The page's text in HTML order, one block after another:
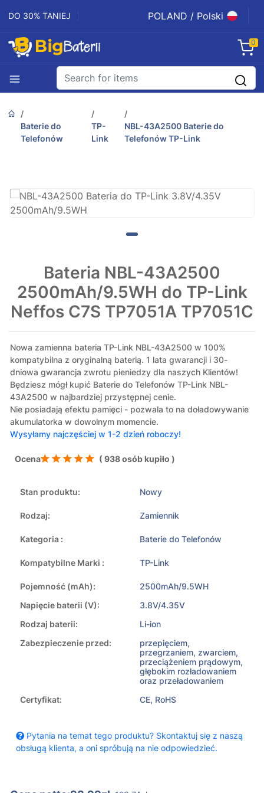
DO 30% TANIEJ POLAND / Polski
0
Baterie do
Telefonów
TP-
Link
NBL-43A2500 Baterie do
Telefonów TP-Link
Bateria NBL-43A2500
2500mAh/9.5WH do TP-Link
Neffos C7S TP7051A TP7051C
Nowa zamienna bateria TP-Link NBL-43A2500 w 100%
kompatybilna z oryginalną baterią. 1 lata gwarancji i 30-
dniowa gwarancja zwrotu pieniedzy dla naszych Klientów!
Będziesz mógł kupić Baterie do Telefonów TP-Link NBL-
43A2500 w najbardziej przystępnej cenie.
Nie posiadają efektu pamięci - pozwala to na doładowywanie
akumulatorka w dowolnym momencie.
Wysyłamy najczęściej w 1-2 dzień roboczy!
Ocena ( 938 osób kupiło )
Stan produktu: Nowy
Rodzaj: Zamiennik
Kategoria : Baterie do Telefonów
Kompatybilne Marki : TP-Link
Pojemność (mAh):
2500mAh/9.5WH
Napięcie baterii (V):
3.8V/4.35V
Rodzaj baterii:
Li-ion
Zabezpieczenie przed:
przepięciem,
przegrzaniem, zwarciem,
przeciążeniem prądowym,
głębokim rozładowaniem
oraz przeładowaniem
Certyfikat:
CE, RoHS
Pytania na temat tego produktu? Skontaktuj się z naszą
obsługą klienta, a oni spróbują na nie odpowiedzieć.